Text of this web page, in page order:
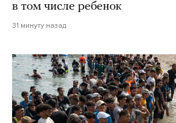
в том числе ребенок
31 минуту назад